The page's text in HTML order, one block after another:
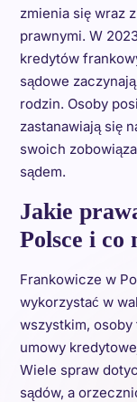
zmienia się wraz
prawnymi. W
kredytów
sądowe
rodzin. Osoby
zastanawiają się
swoich
sądem.
Jakie
Polsce i co
Frankowicze w
wykorzystać w
wszystkim,
umowy
Wiele spraw
sądów, a